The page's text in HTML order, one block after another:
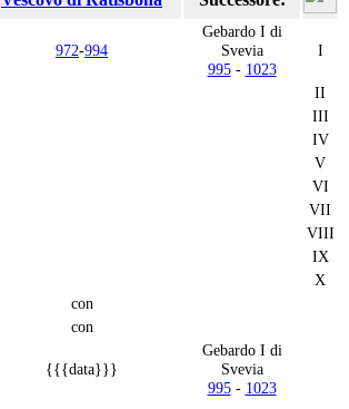
972-994
Gebardo I di
Svevia
995- 1023
I
II
III
IV
V
VI
VII
VIII
IX
X
con
con
{{{data}}}
Gebardo I di
Svevia
995- 1023